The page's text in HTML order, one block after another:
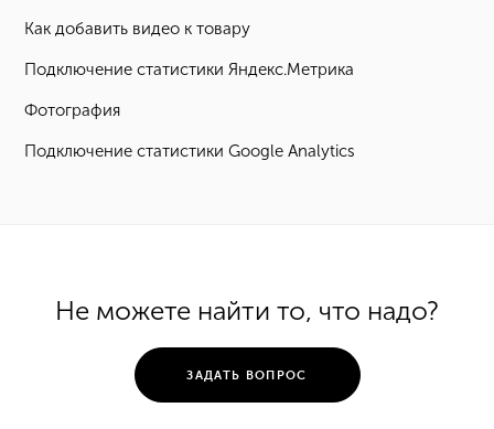
Как добавить видео к товару
Подключение статистики Яндекc.Метрика
Фотография
Подключение статистики Google Analytics
Не можете найти то, что надо?
ЗАДАТЬ ВОПРОС